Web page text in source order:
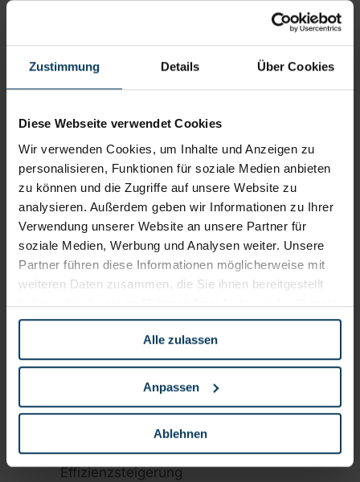
Zustimmung Details Über Cookies
Diese Webseite verwendet Cookies
Wir verwenden Cookies, um Inhalte und Anzeigen zu
personalisieren, Funktionen für soziale Medien anbieten
zu können und die Zugriffe auf unsere Website zu
analysieren. Außerdem geben wir Informationen zu Ihrer
Verwendung unserer Website an unsere Partner für
soziale Medien, Werbung und Analysen weiter. Unsere
Partner führen diese Informationen möglicherweise mit
weiteren Daten zusammen, die Sie ihnen bereitgestellt
haben oder die sie im Rahmen Ihrer Nutzung der Dienste
gesammelt haben.
Alle zulassen
Anpassen
Ablehnen
Schwerpunkte meiner Arbeit
Organisationen in Konzernen und
Mittelstand
Einführung und Steuerung großer IT-
Transformationsprojekte
Umsetzung von IT-Strategien mit Fokus auf
Digitalisierung und Automatisierung
Digitale Transformation & ERP-Implementierung
Einführung und Optimierung von
S/4HANA, INCONSO, proALPHA, MS
Harmonisierung und Automatisierung von
Geschäftsprozessen
Integration neuer Cloud-Technologien zur
Effizienzsteigerung